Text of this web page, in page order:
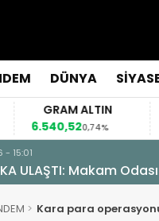
DÜNYA
GRAM ALTIN
0,74%
15:01
ULAŞTI: Makam
Kara para